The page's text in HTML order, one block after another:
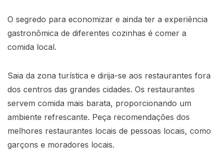
O segredo para economizar e ainda ter a experiência
gastronômica de diferentes cozinhas é comer a
comida local.
Saia da zona turística e dirija-se aos restaurantes fora
dos centros das grandes cidades. Os restaurantes
servem comida mais barata, proporcionando um
ambiente refrescante. Peça recomendações dos
melhores restaurantes locais de pessoas locais, como
garçons e moradores locais.